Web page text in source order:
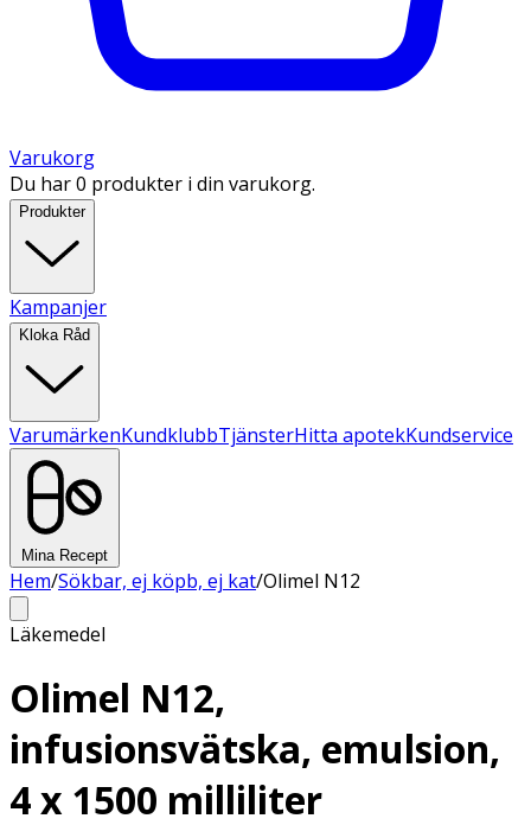
Varukorg
Du har 0 produkter i din varukorg.
Produkter
Kampanjer
Kloka Råd
VarumärkenKundklubbTjänsterHitta apotekKundservice
Mina Recept
Hem/Sökbar, ej köpb, ej kat/Olimel N12
Läkemedel
Olimel N12,
infusionsvätska, emulsion,
4 x 1500 milliliter